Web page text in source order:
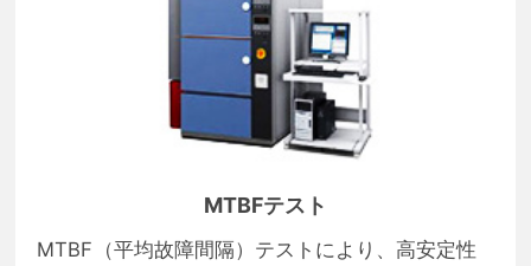
MTBFテスト
MTBF（平均故障間隔）テストにより、高安定性